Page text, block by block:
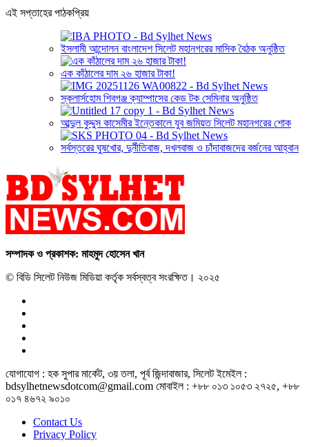
এই সপ্তাহের পাঠকপ্রিয়
ইসলামী আন্দোলন বাংলাদেশ সিলেট মহানগরের মাসিক বৈঠক অনুষ্ঠিত
এক কাঁঠালের দাম ২৬ হাজার টাকা!
স্কলার্সহোম শিবগঞ্জ ক্যাম্পাসের কেড টক সেমিনার অনুষ্ঠিত
আব্দুল কুদ্দুস কাসেমীর ইন্তেকালে যুব জমিয়ত সিলেট মহানগরের শোক
সর্বস্তরের ঘুষখোর, দুর্নীতিবাজ, দখলবাজ ও চাঁদাবাজদের বর্জনের আহ্বান
সম্পাদক ও প্রকাশক: মাহমুদ হোসেন খান
© বিডি সিলেট নিউজ মিডিয়া কর্তৃক সর্বস্বত্ব সংরক্ষিত। ২০২৫
যোগাযোগ : হক সুপার মার্কেট, ৩য় তলা, পূর্ব জিন্দাবাজার, সিলেট ইমেইল :
bdsylhetnewsdotcom@gmail.com মোবাইল : +৮৮ ০১৩ ১০৫৩ ২৭২৫, +৮৮
০১৭ ৪৬৭২ ৯০১০
Contact Us
Privacy Policy